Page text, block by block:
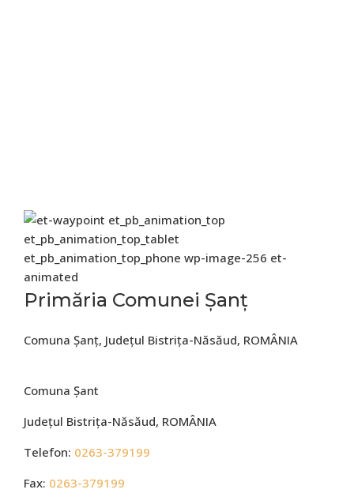
Primăria Comunei Șanț
Comuna Șanț, Județul Bistrița-Năsăud, ROMÂNIA
Comuna Șant
Județul Bistrița-Năsăud, ROMÂNIA
Telefon: 0263-379199
Fax: 0263-379199